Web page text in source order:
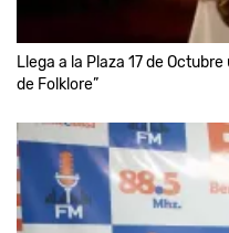
Llega a la Plaza 17 de
de Folklore”